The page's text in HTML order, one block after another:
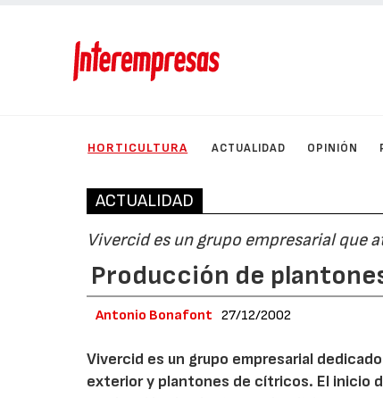
HORTICULTURA ACTUALIDAD OPINIÓN
ACTUALIDAD
Vivercid es un grupo empresarial que
Producción de
Antonio Bonafont 27/12/2002
Vivercid es un grupo empresarial
exterior y plantones de cítricos. El inicio